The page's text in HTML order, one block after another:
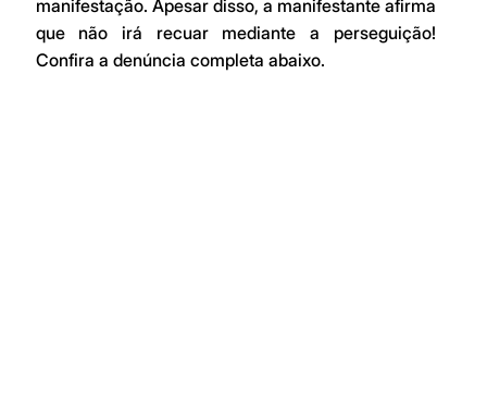
manifestação. Apesar disso, a manifestante afirma
que não irá recuar mediante a perseguição!
Confira a denúncia completa abaixo.